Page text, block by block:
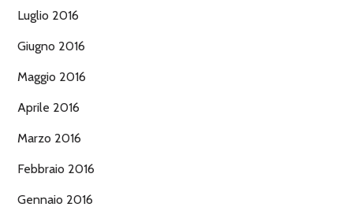
Luglio 2016
Giugno 2016
Maggio 2016
Aprile 2016
Marzo 2016
Febbraio 2016
Gennaio 2016